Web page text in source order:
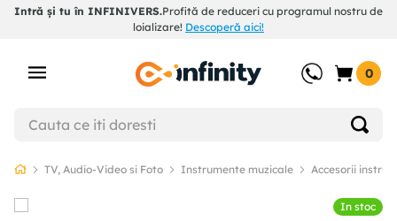
Intră și tu în INFINIVERS.Profită de reduceri cu programul nostru de
loializare! Descoperă aici!
0
TV, Audio-Video si Foto Instrumente muzicale Accesorii
In stoc